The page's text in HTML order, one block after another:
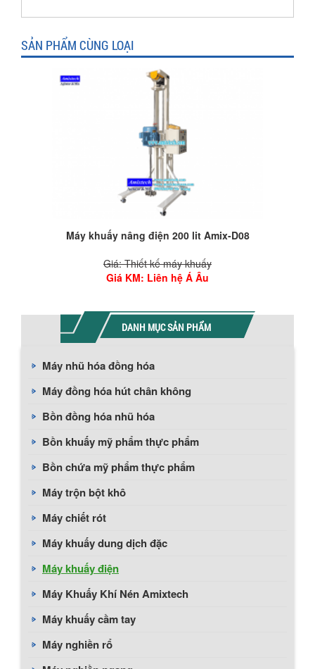
SẢN PHẨM CÙNG LOẠI
Máy khuấy nâng điện 200 lit Amix-D08
Giá: Thiết kế máy khuấy
Giá KM: Liên hệ Á Âu
DANH MỤC SẢN PHẨM
Máy nhũ hóa đồng hóa
Máy đồng hóa hút chân không
Bồn đồng hóa nhũ hóa
Bồn khuấy mỹ phẩm thực phẩm
Bồn chứa mỹ phẩm thực phẩm
Máy trộn bột khô
Máy chiết rót
Máy khuấy dung dịch đặc
Máy khuấy điện
Máy Khuấy Khí Nén Amixtech
Máy khuấy cầm tay
Máy nghiền rổ